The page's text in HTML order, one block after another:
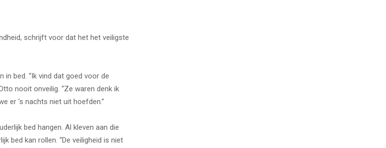
schrijft voor dat het het veiligste
in bed. “Ik vind dat goed voor de
nooit onveilig. “Ze waren denk ik
er ’s nachts niet uit hoefden.”
bed hangen. Al kleven aan die
bed kan rollen. “De veiligheid is niet